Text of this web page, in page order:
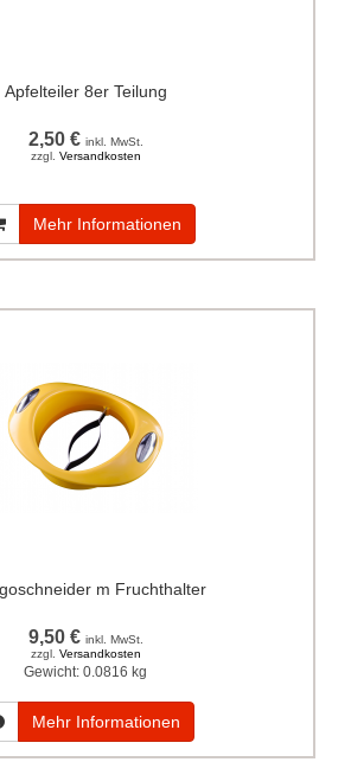
Apfelteiler 8er Teilung
2,50 € inkl. MwSt.
zzgl. Versandkosten
Mehr Informationen
m Fruchthalter
9,50 € inkl. MwSt.
zzgl. Versandkosten
Gewicht: 0.0816 kg
Mehr Informationen